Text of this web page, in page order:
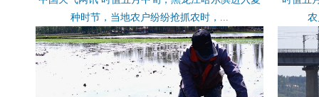
种时节，当地农户纷纷抢抓农时，...